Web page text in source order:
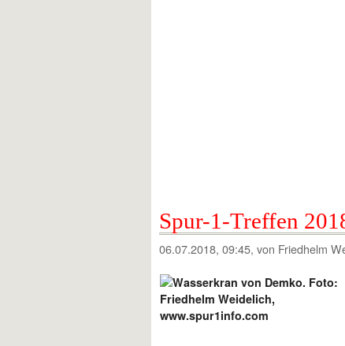
Spur-1-Treffen
06.07.2018, 09:45, von Friedhelm